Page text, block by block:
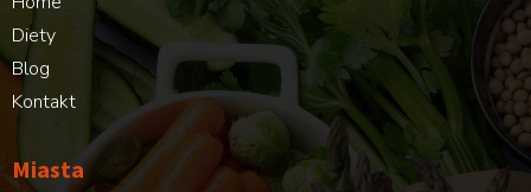
Diety
Blog
Kontakt
Miasta